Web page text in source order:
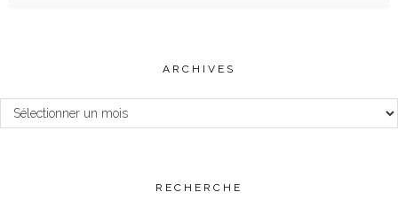
ARCHIVES
Archives
RECHERCHE